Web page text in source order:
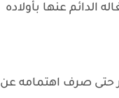
الدائم عنها بأولاده
حتى صرف اهتمامه عن